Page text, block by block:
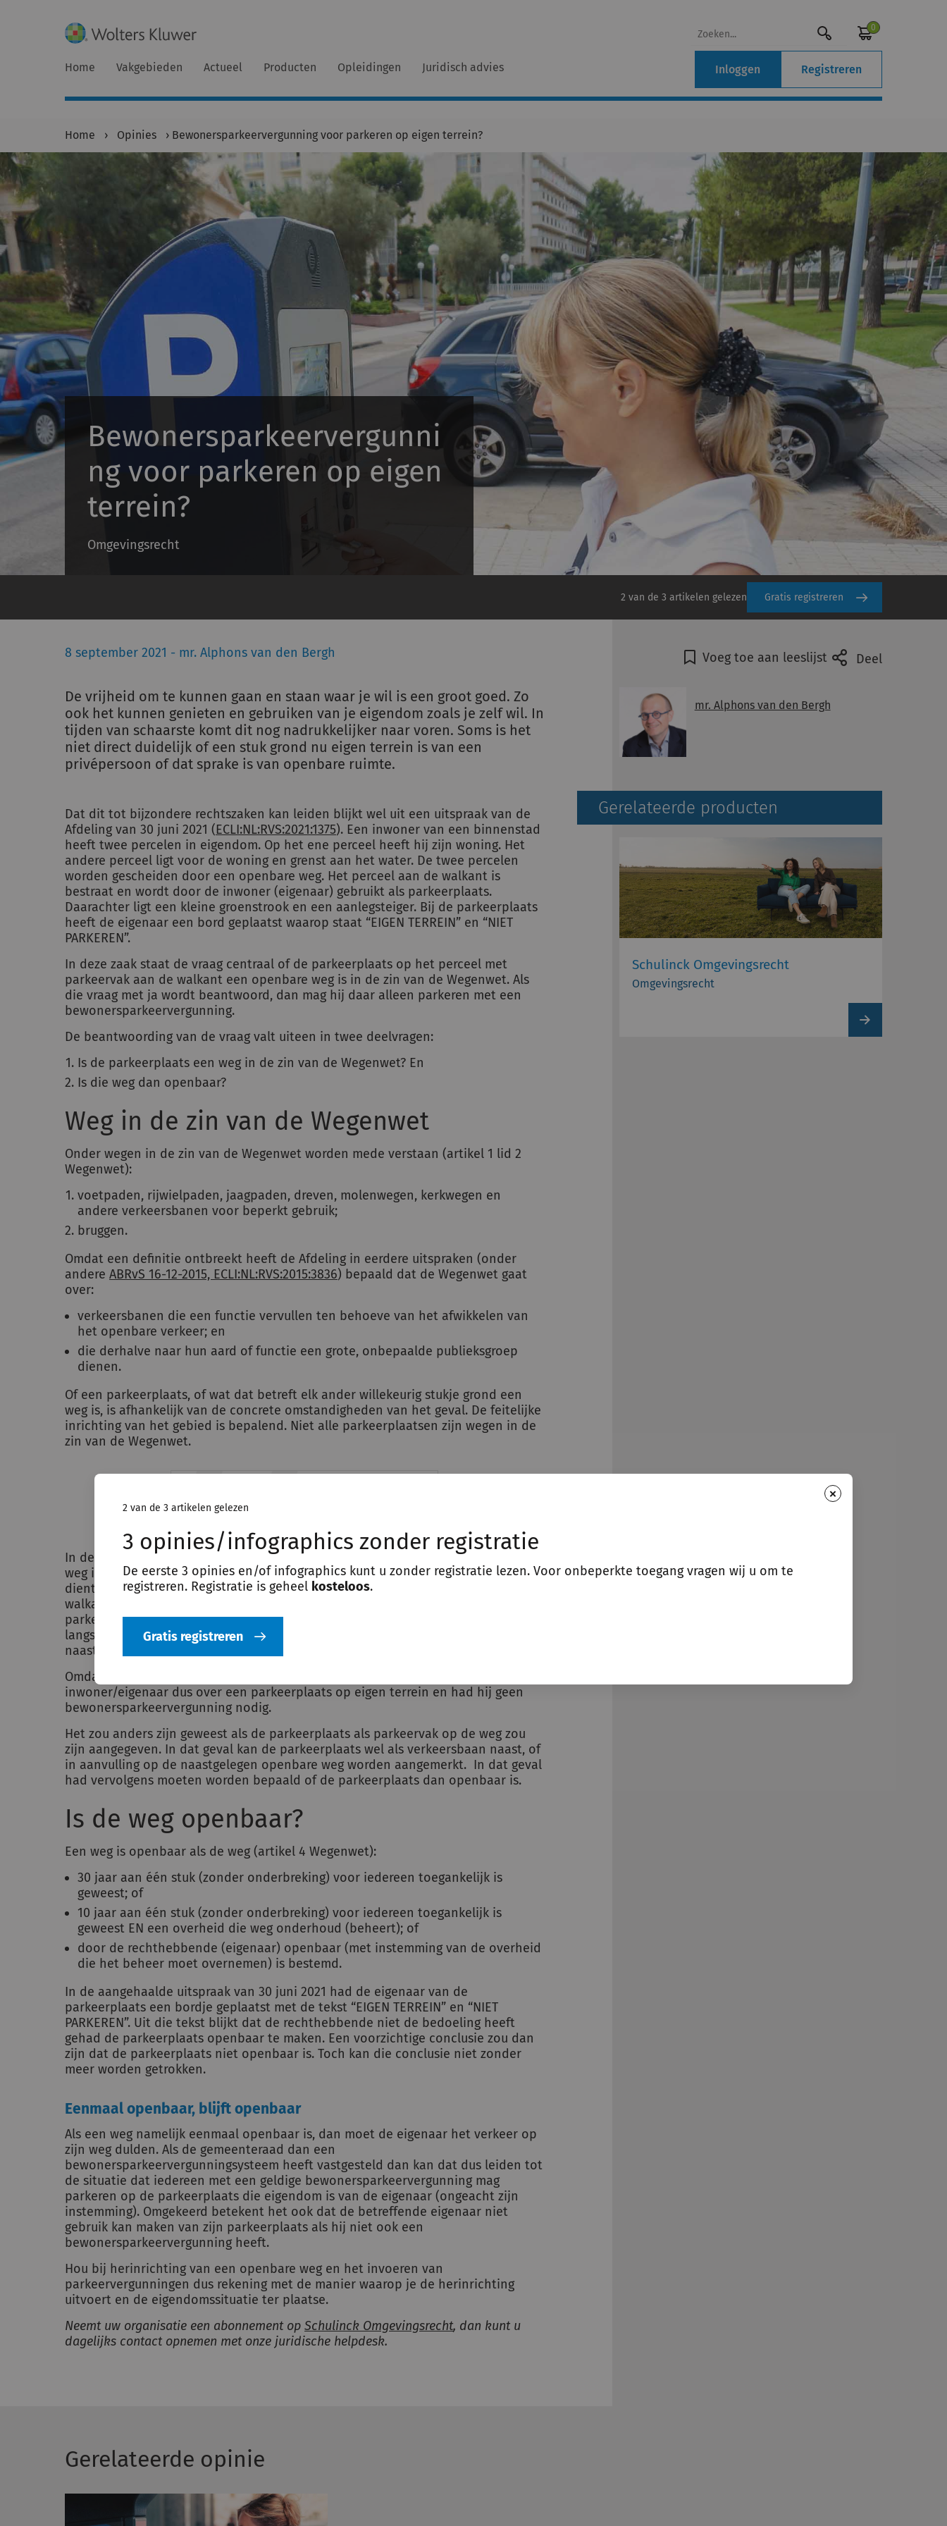
0
Home Vakgebieden Actueel Producten Opleidingen Juridisch advies Inloggen Registreren
Home › Opinies › Bewonersparkeervergunning voor parkeren op eigen terrein?
Bewonersparkeervergunni
ng voor parkeren op eigen
terrein?
Omgevingsrecht
2 van de 3 artikelen gelezen Gratis registreren
×
2 van de 3 artikelen gelezen
3 opinies/infographics zonder registratie
De eerste 3 opinies en/of infographics kunt u zonder registratie lezen. Voor onbeperkte toegang vragen wij u om te
registreren. Registratie is geheel kosteloos.
Gratis registreren
8 september 2021 - mr. Alphons van den Bergh
De vrijheid om te kunnen gaan en staan waar je wil is een groot goed. Zo
ook het kunnen genieten en gebruiken van je eigendom zoals je zelf wil. In
tijden van schaarste komt dit nog nadrukkelijker naar voren. Soms is het
niet direct duidelijk of een stuk grond nu eigen terrein is van een
privépersoon of dat sprake is van openbare ruimte.
Dat dit tot bijzondere rechtszaken kan leiden blijkt wel uit een uitspraak van de
Afdeling van 30 juni 2021 (ECLI:NL:RVS:2021:1375). Een inwoner van een binnenstad
heeft twee percelen in eigendom. Op het ene perceel heeft hij zijn woning. Het
andere perceel ligt voor de woning en grenst aan het water. De twee percelen
worden gescheiden door een openbare weg. Het perceel aan de walkant is
bestraat en wordt door de inwoner (eigenaar) gebruikt als parkeerplaats.
Daarachter ligt een kleine groenstrook en een aanlegsteiger. Bij de parkeerplaats
heeft de eigenaar een bord geplaatst waarop staat “EIGEN TERREIN” en “NIET
PARKEREN”.
In deze zaak staat de vraag centraal of de parkeerplaats op het perceel met
parkeervak aan de walkant een openbare weg is in de zin van de Wegenwet. Als
die vraag met ja wordt beantwoord, dan mag hij daar alleen parkeren met een
bewonersparkeervergunning.
De beantwoording van de vraag valt uiteen in twee deelvragen:
Is de parkeerplaats een weg in de zin van de Wegenwet? En
Is die weg dan openbaar?
Weg in de zin van de Wegenwet
Onder wegen in de zin van de Wegenwet worden mede verstaan (artikel 1 lid 2
Wegenwet):
voetpaden, rijwielpaden, jaagpaden, dreven, molenwegen, kerkwegen en
andere verkeersbanen voor beperkt gebruik;
bruggen.
Omdat een definitie ontbreekt heeft de Afdeling in eerdere uitspraken (onder
andere ABRvS 16-12-2015, ECLI:NL:RVS:2015:3836) bepaald dat de Wegenwet gaat
over:
verkeersbanen die een functie vervullen ten behoeve van het afwikkelen van
het openbare verkeer; en
die derhalve naar hun aard of functie een grote, onbepaalde publieksgroep
dienen.
Of een parkeerplaats, of wat dat betreft elk ander willekeurig stukje grond een
weg is, is afhankelijk van de concrete omstandigheden van het geval. De feitelijke
inrichting van het gebied is bepalend. Niet alle parkeerplaatsen zijn wegen in de
zin van de Wegenwet.
in de zin van de Wegenwet.
In de uitspraak van 30 juni 2021 oordeelde de Afdeling dat de parkeerplaats geen
weg in de zin van de Wegenwet was omdat de parkeerplaats in dit geval niet
dient voor afwikkeling van het verkeer. De parkeerplaats is gelegen aan de
walkant naast het water en er bevindt zich zowel links als rechts van het
parkeervak een boom. Daarmee is het perceel uitsluitend te gebruiken voor
langsparkeren, maar niet (tevens) als verkeersbaan naast, of in aanvulling op de
naastgelegen openbare weg.
Omdat de parkeerplaats geen weg in de zin van de Wegenwet is, beschikte de
inwoner/eigenaar dus over een parkeerplaats op eigen terrein en had hij geen
bewonersparkeervergunning nodig.
Het zou anders zijn geweest als de parkeerplaats als parkeervak op de weg zou
zijn aangegeven. In dat geval kan de parkeerplaats wel als verkeersbaan naast, of
in aanvulling op de naastgelegen openbare weg worden aangemerkt. In dat geval
had vervolgens moeten worden bepaald of de parkeerplaats dan openbaar is.
Is de weg openbaar?
Een weg is openbaar als de weg (artikel 4 Wegenwet):
30 jaar aan één stuk (zonder onderbreking) voor iedereen toegankelijk is
geweest; of
10 jaar aan één stuk (zonder onderbreking) voor iedereen toegankelijk is
geweest EN een overheid die weg onderhoud (beheert); of
door de rechthebbende (eigenaar) openbaar (met instemming van de overheid
die het beheer moet overnemen) is bestemd.
In de aangehaalde uitspraak van 30 juni 2021 had de eigenaar van de
parkeerplaats een bordje geplaatst met de tekst “EIGEN TERREIN” en “NIET
PARKEREN”. Uit die tekst blijkt dat de rechthebbende niet de bedoeling heeft
gehad de parkeerplaats openbaar te maken. Een voorzichtige conclusie zou dan
zijn dat de parkeerplaats niet openbaar is. Toch kan die conclusie niet zonder
meer worden getrokken.
Eenmaal openbaar, blijft openbaar
Als een weg namelijk eenmaal openbaar is, dan moet de eigenaar het verkeer op
zijn weg dulden. Als de gemeenteraad dan een
bewonersparkeervergunningsysteem heeft vastgesteld dan kan dat dus leiden tot
de situatie dat iedereen met een geldige bewonersparkeervergunning mag
parkeren op de parkeerplaats die eigendom is van de eigenaar (ongeacht zijn
instemming). Omgekeerd betekent het ook dat de betreffende eigenaar niet
gebruik kan maken van zijn parkeerplaats als hij niet ook een
bewonersparkeervergunning heeft.
Hou bij herinrichting van een openbare weg en het invoeren van
parkeervergunningen dus rekening met de manier waarop je de herinrichting
uitvoert en de eigendomssituatie ter plaatse.
Neemt uw organisatie een abonnement op Schulinck Omgevingsrecht, dan kunt u
dagelijks contact opnemen met onze juridische helpdesk.
Voeg toe aan leeslijst Deel
mr. Alphons van den Bergh
Gerelateerde producten
Schulinck Omgevingsrecht
Omgevingsrecht
product
Gerelateerde opinie